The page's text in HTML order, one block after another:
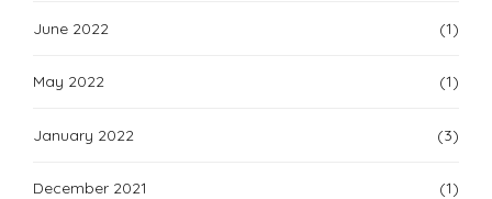
June 2022 (1)
May 2022 (1)
January 2022 (3)
December 2021 (1)